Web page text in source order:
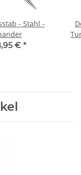
- Stahl -
€ *